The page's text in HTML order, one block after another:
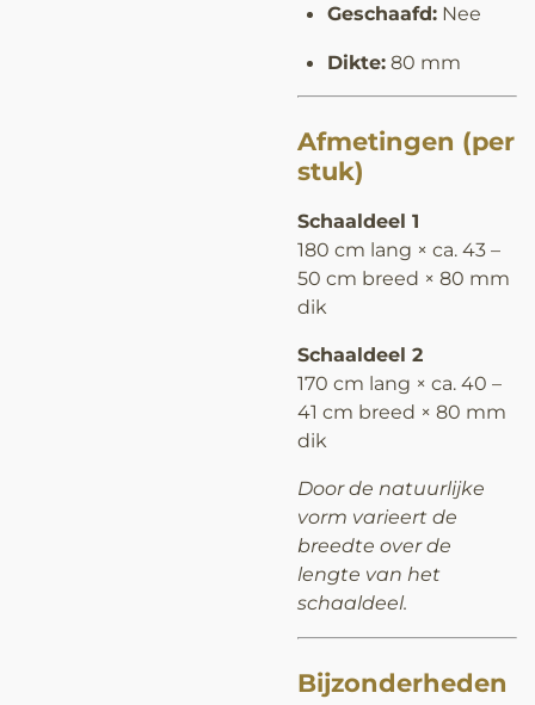
Geschaafd:Nee
Dikte:80 mm
Afmetingen (per
stuk)
Schaaldeel 1
180 cm lang × ca. 43 –
50 cm breed × 80 mm
dik
Schaaldeel 2
170 cm lang × ca. 40 –
41 cm breed × 80 mm
dik
Door de natuurlijke
vorm varieert de
breedte over de
lengte van het
schaaldeel.
Bijzonderheden